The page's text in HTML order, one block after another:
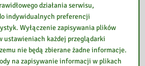
W GOŁOTCZYŹNIE. DWA DNI MUZYKI,
działania serwisu,
indywidualnych preferencji
Wyłączenie zapisywania plików
ustawieniach każdej przeglądarki
nie będą zbierane żadne informacje.
na zapisywanie informacji w plikach